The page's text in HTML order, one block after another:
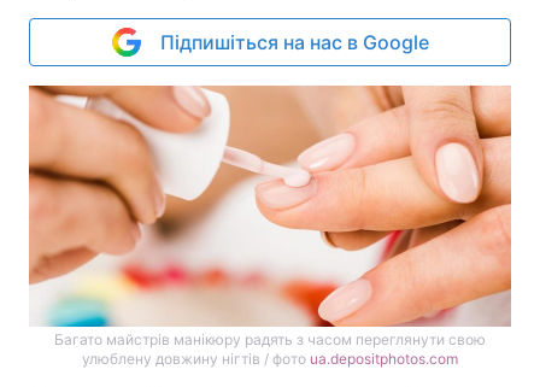
Підпишіться на нас в Google
Багато майстрів манікюру радять з часом переглянути свою
улюблену довжину нігтів / фото ua.depositphotos.com